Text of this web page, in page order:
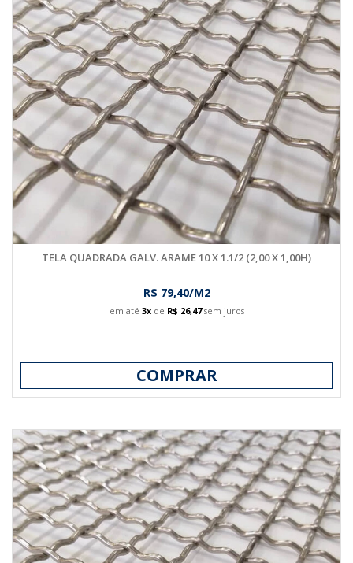
TELA QUADRADA GALV. ARAME 10 X 1.1/2 (2,00 X 1,00H)
R$ 79,40/M2
em até 3xde R$ 26,47sem juros
COMPRAR